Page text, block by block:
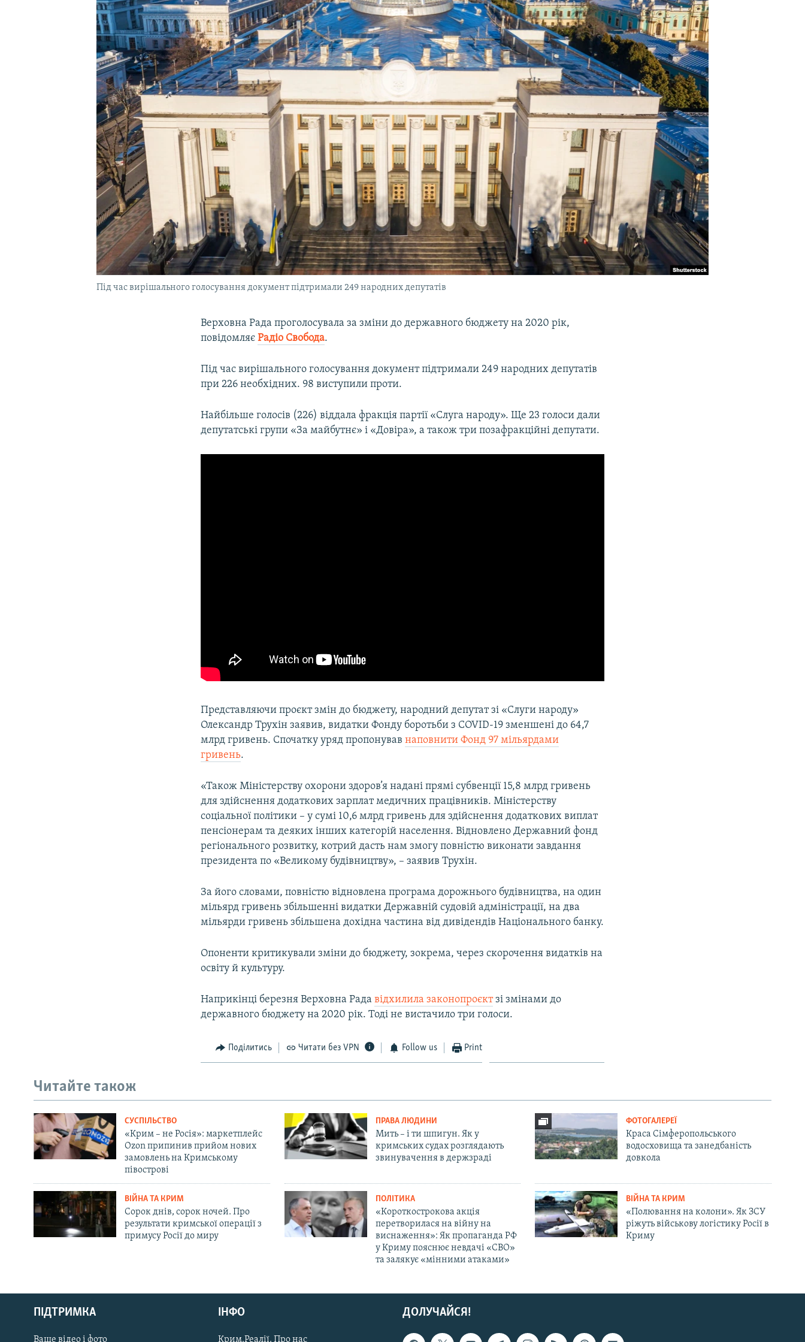
УКРАЇНСЬКА ПРОБЛЕМА КРИМУ
Русский
Qırımtatar
Під час вирішального голосування документ підтримали 249 народних депутатів
Верховна Рада проголосувала за зміни до державного бюджету на 2020 рік,
повідомляєРадіо Свобода.
Під час вирішального голосування документ підтримали 249 народних депутатів
при 226 необхідних. 98 виступили проти.
Найбільше голосів (226) віддала фракція партії «Слуга народу». Ще 23 голоси дали
депутатські групи «За майбутнє» і «Довіра», а також три позафракційні депутати.
Представляючи проєкт змін до бюджету, народний депутат зі «Слуги народу»
Олександр Трухін заявив, видатки Фонду боротьби з COVID-19 зменшені до 64,7
млрд гривень. Спочатку уряд пропонувавнаповнити Фонд 97 мільярдами
гривень.
«Також Міністерству охорони здоров’я надані прямі субвенції 15,8 млрд гривень
для здійснення додаткових зарплат медичних працівників. Міністерству
соціальної політики – у сумі 10,6 млрд гривень для здійснення додаткових виплат
пенсіонерам та деяких інших категорій населення. Відновлено Державний фонд
регіонального розвитку, котрий дасть нам змогу повністю виконати завдання
президента по «Великому будівництву», – заявив Трухін.
За його словами, повністю відновлена програма дорожнього будівництва, на один
мільярд гривень збільшенні видатки Державній судовій адміністрації, на два
мільярди гривень збільшена дохідна частина від дивідендів Національного банку.
Опоненти критикували зміни до бюджету, зокрема, через скорочення видатків на
освіту й культуру.
Наприкінці березня Верховна Радавідхилила законопроєктзі змінами до
державного бюджету на 2020 рік. Тоді не вистачило три голоси.
Поділитись Читати без VPN Follow us Print
Читайте також
СУСПІЛЬСТВО
«Крим – не Росія»: маркетплейс
Ozon припинив прийом нових
замовлень на Кримському
півострові
ПРАВА ЛЮДИНИ
Мить – і ти шпигун. Як у
кримських судах розглядають
звинувачення в держзраді
ФОТОГАЛЕРЕЇ
Краса Сімферопольського
водосховища та занедбаність
довкола
ВІЙНА ТА КРИМ
Сорок днів, сорок ночей. Про
результати кримської операції з
примусу Росії до миру
ПОЛІТИКА
«Короткострокова акція
перетворилася на війну на
виснаження»: Як пропаганда РФ
у Криму пояснює невдачі «СВО»
та залякує «мінними атаками»
ВІЙНА ТА КРИМ
«Полювання на колони». Як ЗСУ
ріжуть військову логістику Росії в
Криму
ДОЛУЧАЙСЯ!
ПІДТРИМКА
Ваше відео і фото
ІНФО
Крим.Реалії. Про нас